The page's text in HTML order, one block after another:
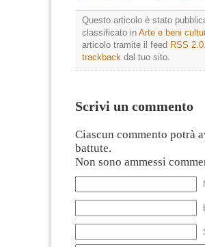
Questo articolo è stato
classificato in Arte e beni
articolo tramite il feed RSS 2.0
trackback dal tuo sito.
Scrivi un commento
Ciascun commento potrà
battute.
Non sono ammessi